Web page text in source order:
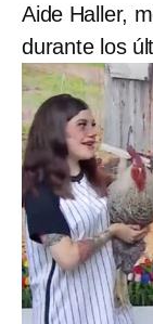
Aide Haller,
durante los